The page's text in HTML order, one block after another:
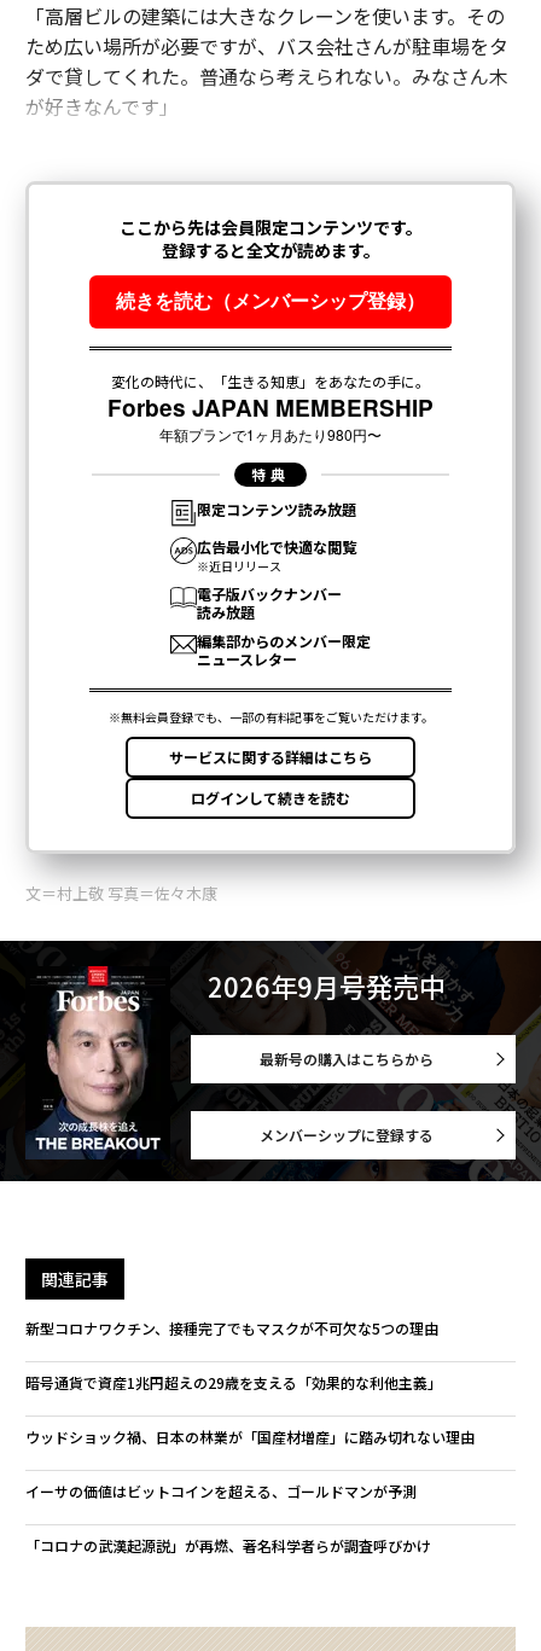
「高層ビルの建築には大きなクレーンを使います。その
ため広い場所が必要ですが、バス会社さんが駐車場をタ
ダで貸してくれた。普通なら考えられない。みなさん木
が好きなんです」
文＝村上敬 写真＝佐々木康
2026年9月号発売中
最新号の購入はこちらから
メンバーシップに登録する
関連記事
新型コロナワクチン、接種完了でもマスクが不可欠な5つの理由
暗号通貨で資産1兆円超えの29歳を支える「効果的な利他主義」
ウッドショック禍、日本の林業が「国産材増産」に踏み切れない理由
イーサの価値はビットコインを超える、ゴールドマンが予測
「コロナの武漢起源説」が再燃、著名科学者らが調査呼びかけ